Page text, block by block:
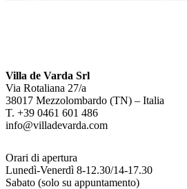
Villa de Varda Srl
Via Rotaliana 27/a
38017 Mezzolombardo (TN) – Italia
T. +39 0461 601 486
info@villadevarda.com
Orari di apertura
Lunedì-Venerdì 8-12.30/14-17.30
Sabato (solo su appuntamento)